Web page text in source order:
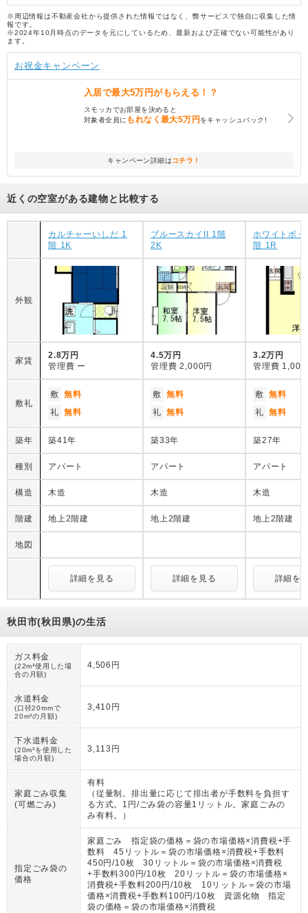
※周辺情報は不動産会社から提供された情報ではなく、弊サービスで独自に収集した情
報です。
※2024年10月時点のデータを元にしているため、最新および正確でない可能性があり
ます。
お祝金キャンペーン
入居で最大5万円がもらえる！？
スモッカでお部屋を決めると
対象者全員に もれなく最大5万円 をキャッシュバック!
キャンペーン詳細はコチラ！
近くの空室がある建物と比較する
カルチャーいしだ 1
階 1K
ブルースカイII 1階
2K
ホワイトボ
階 1R
外観
家賃
2.8万円
管理費 ー
4.5万円
管理費 2,000円
3.2万円
管理費 1,000
敷礼
敷 無料
礼 無料
敷 無料
礼 無料
敷 無料
礼 無料
築年 築41年 築33年 築27年
種別 アパート アパート アパート
構造 木造 木造 木造
階建 地上2階建 地上2階建 地上2階建
地図
詳細を見る 詳細を見る 詳細を
秋田市(秋田県)の生活
ガス料金
(22m³使用した場
合の月額)
4,506円
水道料金
(口径20mmで
20m³の月額)
3,410円
下水道料金
(20m³を使用した
場合の月額)
3,113円
家庭ごみ収集
(可燃ごみ)
有料
（ 従量制。排出量に応じて排出者が手数料を負担す
る方式。1円/ごみ袋の容量1リットル。家庭ごみの
み有料。
）
指定ごみ袋の
価格
家庭ごみ 指定袋の価格＝袋の市場価格×消費税+手
数料 45リットル＝袋の市場価格×消費税+手数料
450円/10枚 30リットル＝袋の市場価格×消費税
+手数料300円/10枚 20リットル＝袋の市場価格×
消費税+手数料200円/10枚 10リットル＝袋の市場
価格×消費税+手数料100円/10枚 資源化物 指定
袋の価格＝袋の市場価格×消費税